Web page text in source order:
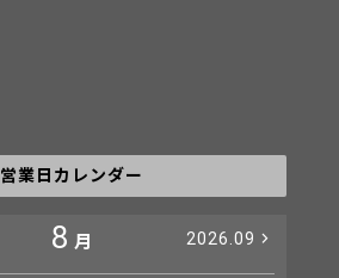
営業日カレンダー
8 月 2026.09